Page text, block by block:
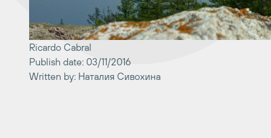
Ricardo Cabral
Publish date: 03/11/2016
Written by: Наталия Сивохина